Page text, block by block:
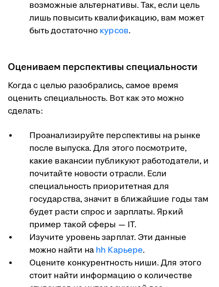
возможные альтернативы. Так, если цель
лишь повысить квалификацию, вам может
быть достаточно курсов.
Оцениваем перспективы специальности
Когда с целью разобрались, самое время
оценить специальность. Вот как это можно
сделать:
Проанализируйте перспективы на рынке
после выпуска. Для этого посмотрите,
какие вакансии публикуют работодатели, и
почитайте новости отрасли. Если
специальность приоритетная для
государства, значит в ближайшие годы там
будет расти спрос и зарплаты. Яркий
пример такой сферы — IT.
Изучите уровень зарплат. Эти данные
можно найти на hh Карьере.
Оцените конкурентность ниши. Для этого
стоит найти информацию о количестве